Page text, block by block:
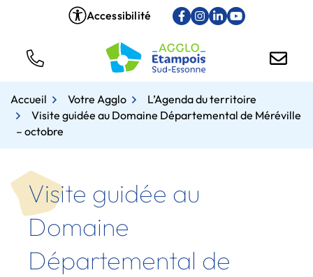
Gestion des traceurs
Accessibilité Lien vers le compte
Lien vers le compte
Lien vers le
Lien vers la
Tél.
Accueil Votre Agglo
L’Agenda du territoire
Visite guidée au Domaine Départemental de Méréville
– octobre
Visite guidée au
Domaine
Départemental de